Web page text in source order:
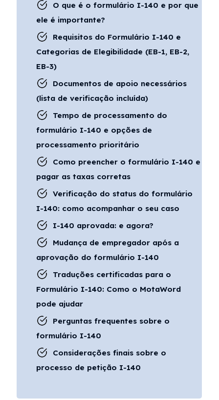
O que é o formulário I-140 e por que
ele é importante?
Requisitos do Formulário I-140 e
Categorias de Elegibilidade (EB-1, EB-2,
EB-3)
Documentos de apoio necessários
(lista de verificação incluída)
Tempo de processamento do
formulário I-140 e opções de
processamento prioritário
Como preencher o formulário I-140 e
pagar as taxas corretas
Verificação do status do formulário
I-140: como acompanhar o seu caso
I-140 aprovada: e agora?
Mudança de empregador após a
aprovação do formulário I-140
Traduções certificadas para o
Formulário I-140: Como o MotaWord
pode ajudar
Perguntas frequentes sobre o
formulário I-140
Considerações finais sobre o
processo de petição I-140